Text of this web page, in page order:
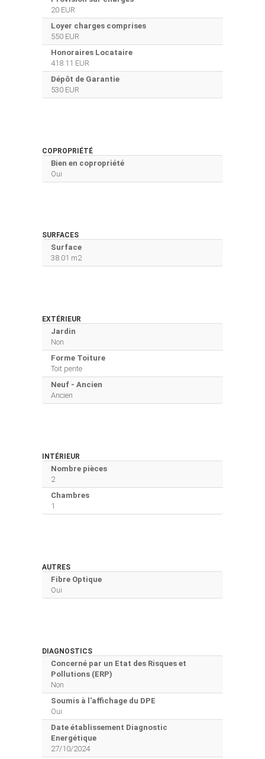
20 EUR
Loyer charges comprises
550 EUR
Honoraires Locataire
418.11 EUR
Dépôt de Garantie
530 EUR
COPROPRIÉTÉ
Bien en copropriété
Oui
SURFACES
Surface
38.01 m2
EXTÉRIEUR
Jardin
Non
Forme Toiture
Toit pente
Neuf - Ancien
Ancien
INTÉRIEUR
Nombre pièces
2
Chambres
1
AUTRES
Fibre Optique
Oui
DIAGNOSTICS
Concerné par un Etat des Risques et
Pollutions (ERP)
Non
Soumis à l'affichage du DPE
Oui
Date établissement Diagnostic
Energétique
27/10/2024